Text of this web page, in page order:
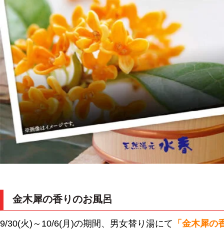
金木犀の香りのお風呂
9/30(火)～10/6(月)の期間、男女替り湯にて 「金木犀の